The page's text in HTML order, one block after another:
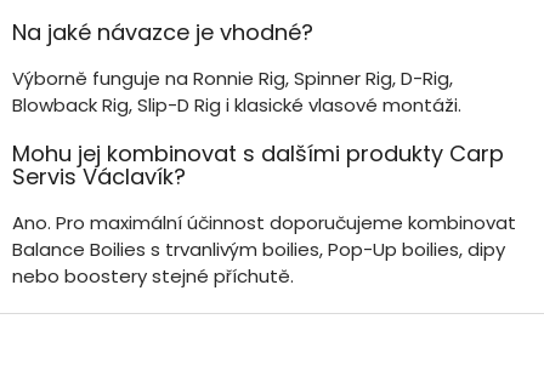
Na jaké návazce je vhodné?
Výborně funguje na Ronnie Rig, Spinner Rig, D-Rig,
Blowback Rig, Slip-D Rig i klasické vlasové montáži.
Mohu jej kombinovat s dalšími produkty Carp
Servis Václavík?
Ano. Pro maximální účinnost doporučujeme kombinovat
Balance Boilies s trvanlivým boilies, Pop-Up boilies, dipy
nebo boostery stejné příchutě.
Z